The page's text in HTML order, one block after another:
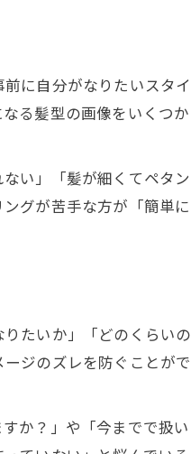
に自分がなりたいスタイ
る髪型の画像をいくつか
い」「髪が細くてペタン
グが苦手な方が「簡単に
たいか」「どのくらいの
ジのズレを防ぐことがで
か？」や「今までで扱い